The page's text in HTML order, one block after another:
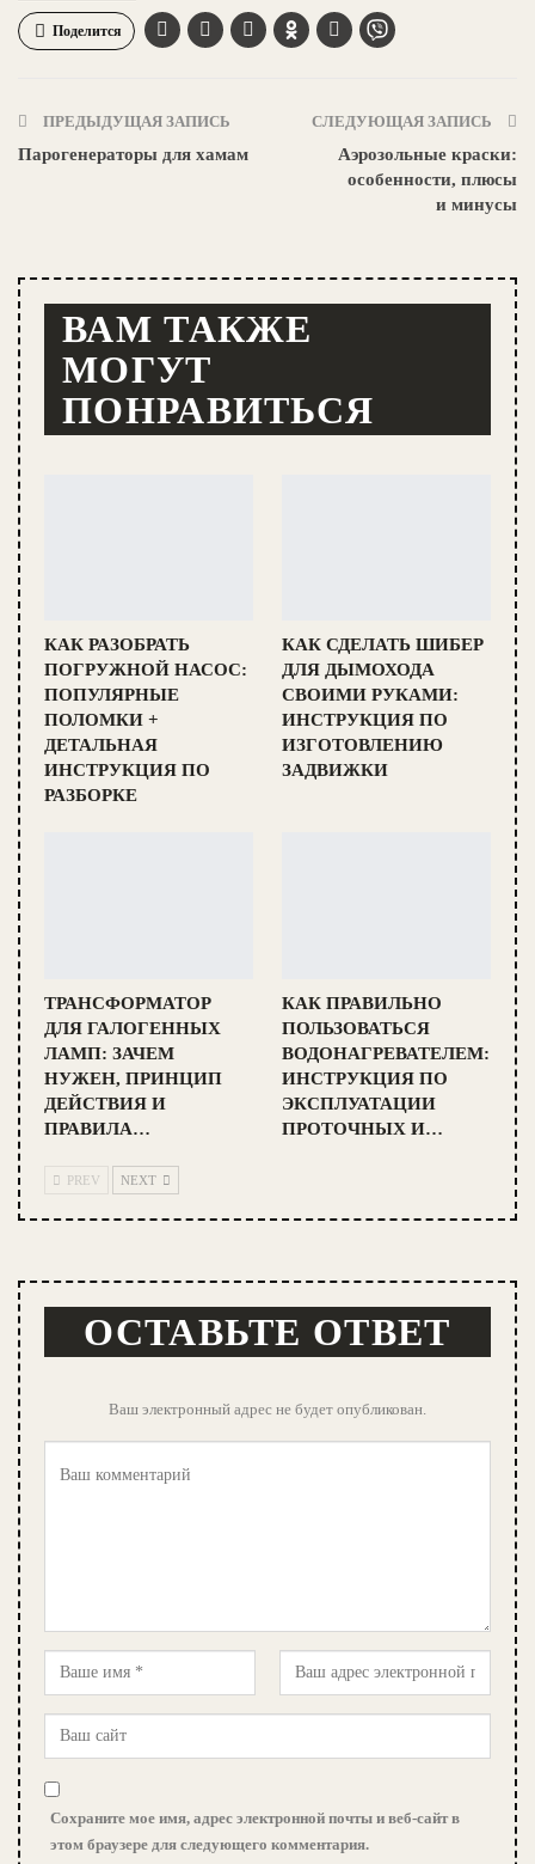
Поделится
ПРЕДЫДУЩАЯ ЗАПИСЬ
Парогенераторы для хамам
СЛЕДУЮЩАЯ ЗАПИСЬ
Аэрозольные краски:
особенности, плюсы
и минусы
ВАМ ТАКЖЕ
МОГУТ
ПОНРАВИТЬСЯ
КАК РАЗОБРАТЬ
ПОГРУЖНОЙ НАСОС:
ПОПУЛЯРНЫЕ
ПОЛОМКИ +
ДЕТАЛЬНАЯ
ИНСТРУКЦИЯ ПО
РАЗБОРКЕ
КАК СДЕЛАТЬ ШИБЕР
ДЛЯ ДЫМОХОДА
СВОИМИ РУКАМИ:
ИНСТРУКЦИЯ ПО
ИЗГОТОВЛЕНИЮ
ЗАДВИЖКИ
ТРАНСФОРМАТОР
ДЛЯ ГАЛОГЕННЫХ
ЛАМП: ЗАЧЕМ
НУЖЕН, ПРИНЦИП
ДЕЙСТВИЯ И
ПРАВИЛА…
КАК ПРАВИЛЬНО
ПОЛЬЗОВАТЬСЯ
ВОДОНАГРЕВАТЕЛЕМ:
ИНСТРУКЦИЯ ПО
ЭКСПЛУАТАЦИИ
ПРОТОЧНЫХ И…
PREV NEXT
ОСТАВЬТЕ ОТВЕТ
Ваш электронный адрес не будет опубликован.
Сохраните мое имя, адрес электронной почты и веб-сайт в
этом браузере для следующего комментария.